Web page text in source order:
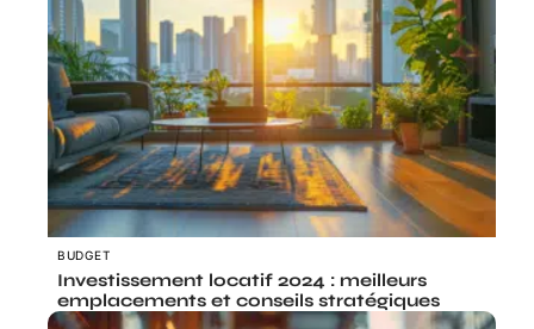
BUDGET
Investissement locatif 2024 : meilleurs
emplacements et conseils stratégiques